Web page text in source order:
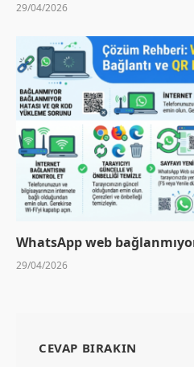
29/04/2026
WhatsApp web
29/04/2026
CEVAP BIRAKIN